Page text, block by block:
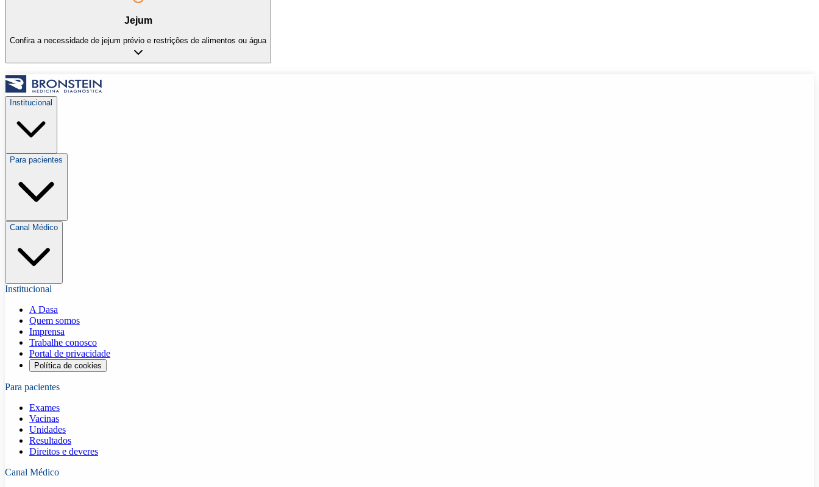
Jejum
Confira a necessidade de jejum prévio e restrições de alimentos ou água
Institucional
Para pacientes
Canal Médico
Institucional
A Dasa
Quem somos
Imprensa
Trabalhe conosco
Portal de privacidade
Política de cookies
Para pacientes
Exames
Vacinas
Unidades
Resultados
Direitos e deveres
Canal Médico